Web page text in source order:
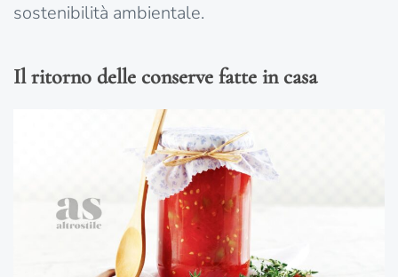
sostenibilità ambientale.
Il ritorno delle conserve fatte in casa